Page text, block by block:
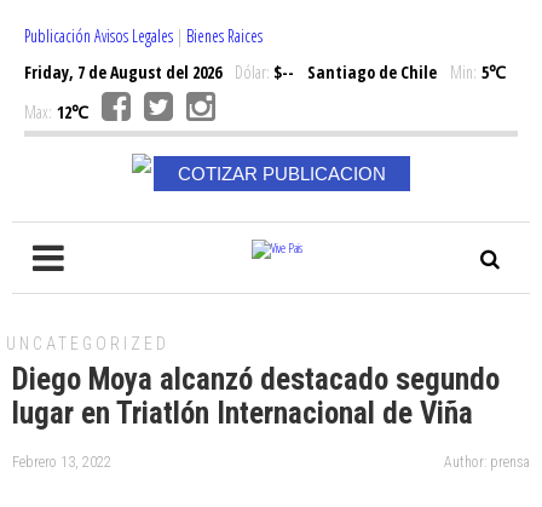
Publicación Avisos Legales | Bienes Raices
Friday, 7 de August del 2026Dólar: $-- Santiago de Chile Min: 5℃
Max: 12℃
COTIZAR PUBLICACION
UNCATEGORIZED
Diego Moya alcanzó destacado segundo
lugar en Triatlón Internacional de Viña
Febrero 13, 2022 Author: prensa